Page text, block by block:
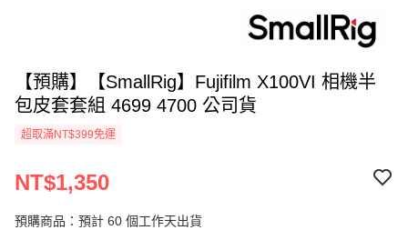
【預購】【SmallRig】Fujifilm X100VI 相機半
包皮套套組 4699 4700 公司貨
超取滿NT$399免運
NT$1,350
預購商品：預計 60 個工作天出貨